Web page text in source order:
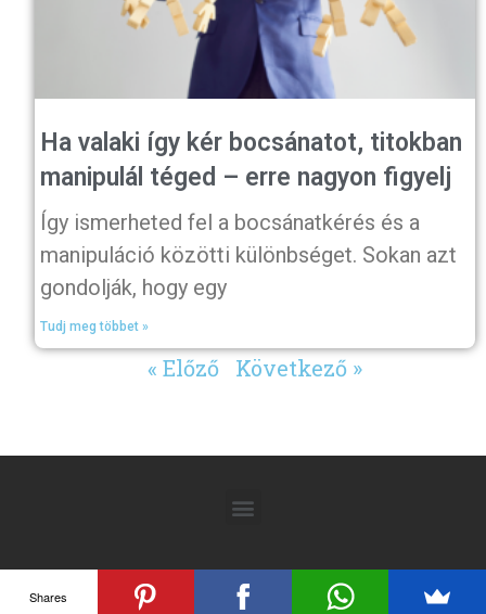
Ha valaki így kér bocsánatot, titokban
manipulál téged – erre nagyon figyelj
Így ismerheted fel a bocsánatkérés és a
manipuláció közötti különbséget. Sokan azt
gondolják, hogy egy
Tudj meg többet »
« Előző Következő »
Shares